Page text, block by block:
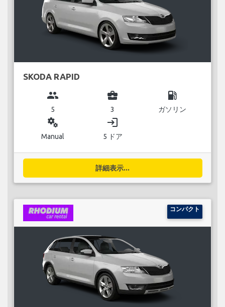
SKODA RAPID
group
5
business_center
3
local_gas_station
ガソリン
miscellaneous_services
Manual
login
5 ドア
詳細表示...
コンパクト